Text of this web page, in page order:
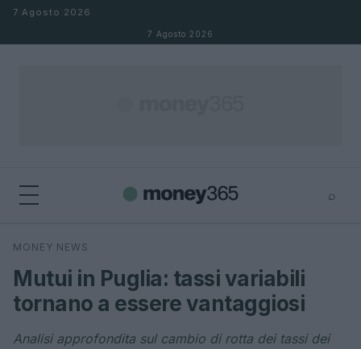
Salta al contenuto
7 Agosto 2026
7 Agosto 2026
⌕
Cerca
MONEY NEWS
Mutui in Puglia: tassi variabili
tornano a essere vantaggiosi
Analisi approfondita sul cambio di rotta dei tassi dei